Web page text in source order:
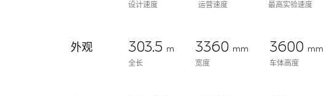
设计速度
运营速度
最高实验速度
外观 303.5 m
全长
3360 mm
宽度
3600 mm
车体高度